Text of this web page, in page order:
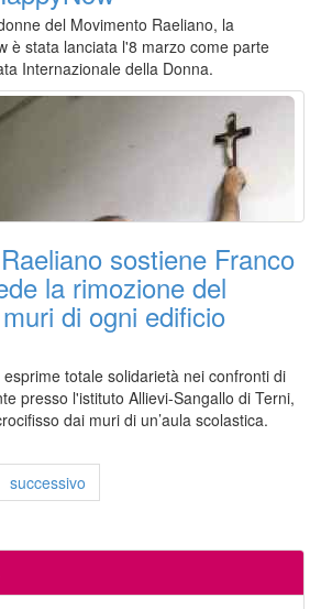
del Movimento Raeliano, la
è stata lanciata l'8 marzo come parte
Internazionale della Donna.
sostiene Franco
la rimozione del
di ogni edificio
totale solidarietà nei confronti di
presso l'istituto Allievi-Sangallo di Terni,
dai muri di un’aula scolastica.
successivo